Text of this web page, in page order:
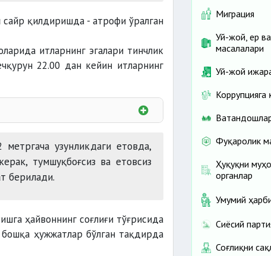
сайр қилдиришда - атрофи ўралган
итларнинг эгалари тинчлик
22.00 дан кейин итларнинг
узунликдаги етовда,
тумшуқбоғсиз ва етовсиз
берилади.
ҳайвоннинг соғлиғи тўғрисида
ҳужжатлар бўлган тақдирда
Миграция
Уй-жой, ер
масалалари
Уй-жой
Фуқаролик
Ҳуқуқни
органлар
Умумий
Сиёсий
Соғлиқни